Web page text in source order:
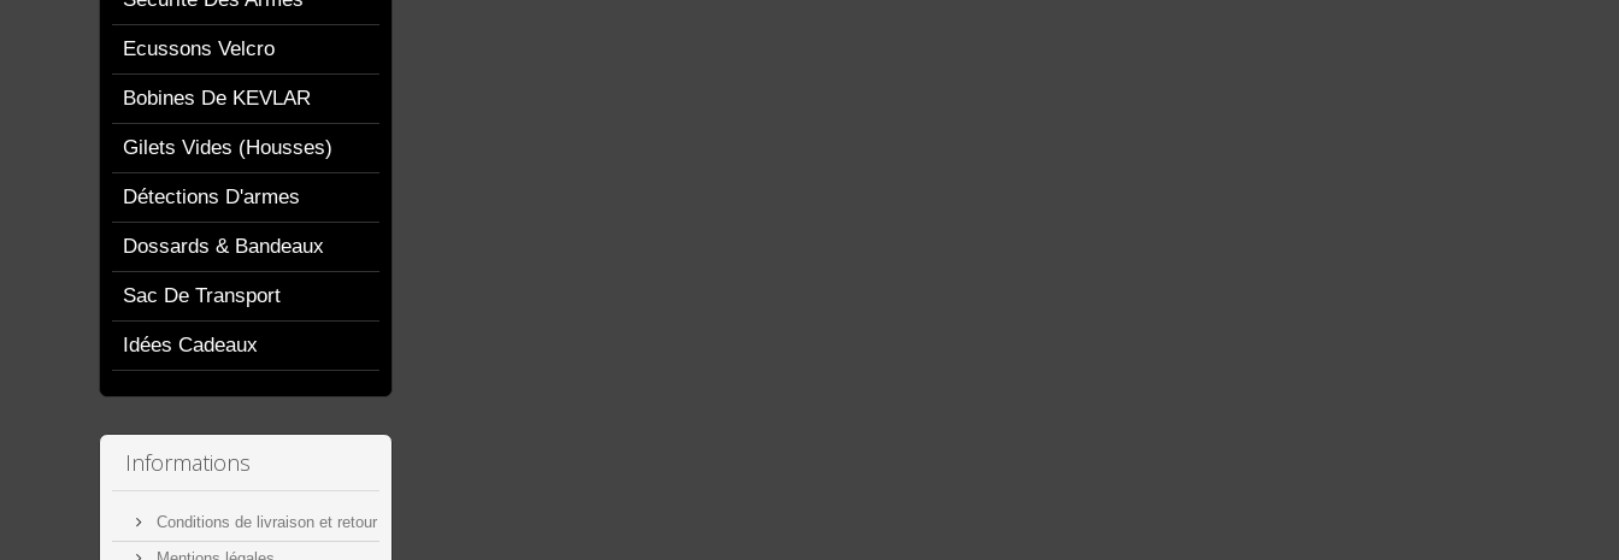
Ecussons Velcro
Bobines De KEVLAR
Gilets Vides (housses)
Détections D'armes
Dossards & Bandeaux
Sac De Transport
Idées Cadeaux
Informations
Conditions de livraison et retour